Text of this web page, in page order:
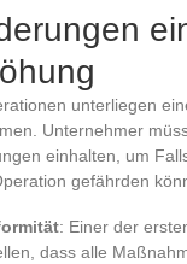
unterliegen
Unternehmer
einhalten, um
gefährden
: Einer der
dass alle